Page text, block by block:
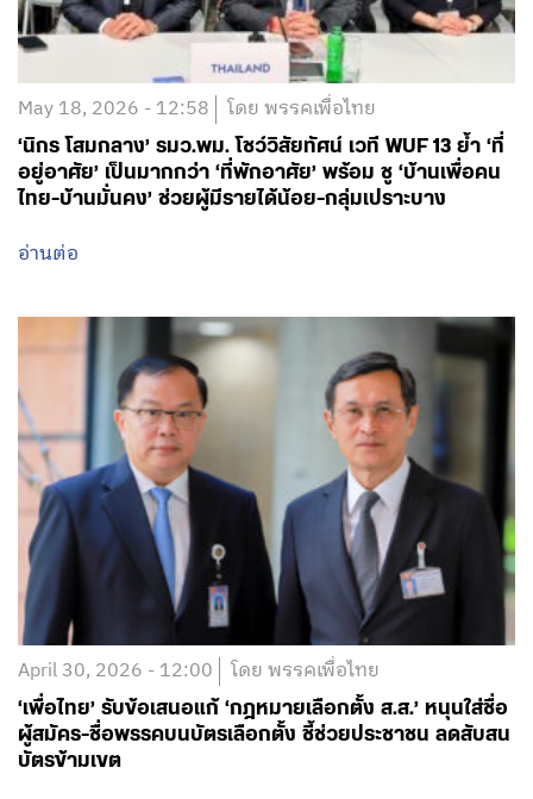
May 18, 2026 - 12:58 โดย พรรคเพื่อไทย
‘นิกร โสมกลาง’ รมว.พม. โชว์วิสัยทัศน์ เวที WUF 13 ย้ำ ‘ที่
อยู่อาศัย’ เป็นมากกว่า ‘ที่พักอาศัย’ พร้อม ชู ‘บ้านเพื่อคน
ไทย-บ้านมั่นคง’ ช่วยผู้มีรายได้น้อย-กลุ่มเปราะบาง
อ่านต่อ
April 30, 2026 - 12:00 โดย พรรคเพื่อไทย
‘เพื่อไทย’ รับข้อเสนอแก้ ‘กฎหมายเลือกตั้ง ส.ส.’ หนุนใส่ชื่อ
ผู้สมัคร-ชื่อพรรคบนบัตรเลือกตั้ง ชี้ช่วยประชาชน ลดสับสน
บัตรข้ามเขต